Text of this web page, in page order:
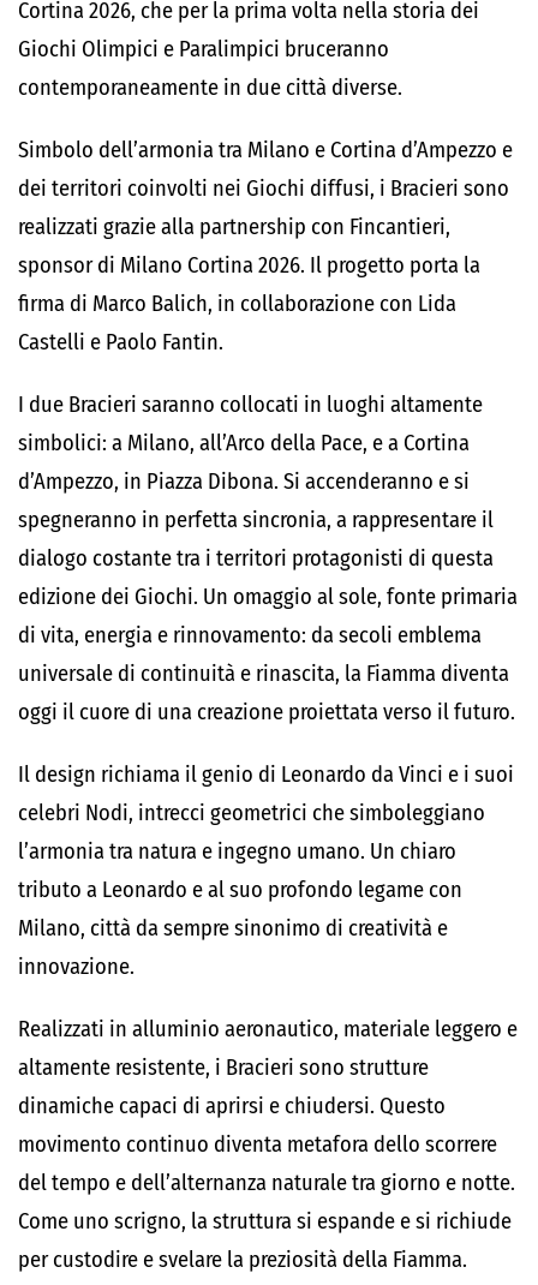
Cortina 2026, che per la prima volta nella storia dei
Giochi Olimpici e Paralimpici bruceranno
contemporaneamente in due città diverse.
Simbolo dell’armonia tra Milano e Cortina d’Ampezzo e
dei territori coinvolti nei Giochi diffusi, i Bracieri sono
realizzati grazie alla partnership con Fincantieri,
sponsor di Milano Cortina 2026. Il progetto porta la
firma di Marco Balich, in collaborazione con Lida
Castelli e Paolo Fantin.
I due Bracieri saranno collocati in luoghi altamente
simbolici: a Milano, all’Arco della Pace, e a Cortina
d’Ampezzo, in Piazza Dibona. Si accenderanno e si
spegneranno in perfetta sincronia, a rappresentare il
dialogo costante tra i territori protagonisti di questa
edizione dei Giochi. Un omaggio al sole, fonte primaria
di vita, energia e rinnovamento: da secoli emblema
universale di continuità e rinascita, la Fiamma diventa
oggi il cuore di una creazione proiettata verso il futuro.
Il design richiama il genio di Leonardo da Vinci e i suoi
celebri Nodi, intrecci geometrici che simboleggiano
l’armonia tra natura e ingegno umano. Un chiaro
tributo a Leonardo e al suo profondo legame con
Milano, città da sempre sinonimo di creatività e
innovazione.
Realizzati in alluminio aeronautico, materiale leggero e
altamente resistente, i Bracieri sono strutture
dinamiche capaci di aprirsi e chiudersi. Questo
movimento continuo diventa metafora dello scorrere
del tempo e dell’alternanza naturale tra giorno e notte.
Come uno scrigno, la struttura si espande e si richiude
per custodire e svelare la preziosità della Fiamma.